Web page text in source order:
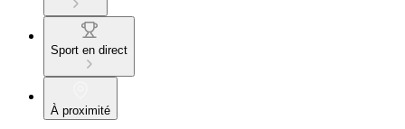
Sport en direct
À proximité